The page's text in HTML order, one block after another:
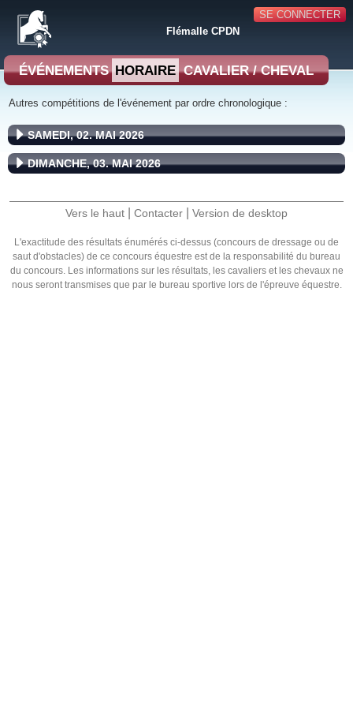
SE CONNECTER
Flémalle CPDN
ÉVÉNEMENTS HORAIRE CAVALIER / CHEVAL
Autres compétitions de l'événement par ordre chronologique :
SAMEDI, 02. MAI 2026
DIMANCHE, 03. MAI 2026
Vers le haut Contacter Version de desktop
L'exactitude des résultats énumérés ci-dessus (concours de dressage ou de
saut d'obstacles) de ce concours équestre est de la responsabilité du bureau
du concours. Les informations sur les résultats, les cavaliers et les chevaux ne
nous seront transmises que par le bureau sportive lors de l'épreuve équestre.